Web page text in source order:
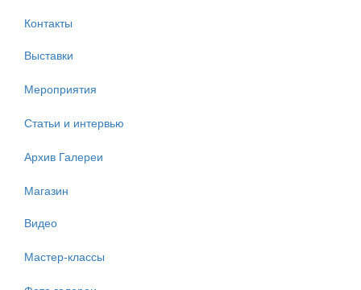
Контакты
Выставки
Мероприятия
Статьи и интервью
Архив Галереи
Магазин
Видео
Мастер-классы